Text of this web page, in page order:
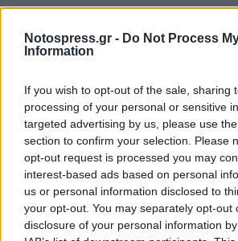
Notospress.gr - Do Not Process
Information
If you wish to opt-out of the sale, sharing
processing of your personal or sensitive
targeted advertising by us, please use
section to confirm your selection. Please
opt-out request is processed you may
interest-based ads based on personal
us or personal information disclosed to
your opt-out. You may separately opt-out
disclosure of your personal information
δικαιωματισμού που θεωρούν
εκμεταλλευόμενοι την κρίση
να υπερισχύσουν έναντι του
Θα είναι ο δεύτερος πυλώνας ο
πρέπει η Εκκλησία να δώσει το
για τοτί είναι αυτό που
ανθρώπινο δικαίωμα. Πώς το
αυτό το ανθρώπινο δικαίωμα;
αυτό το ανθρώπινο δικαίωμα
κοινωνικό σύνολο και